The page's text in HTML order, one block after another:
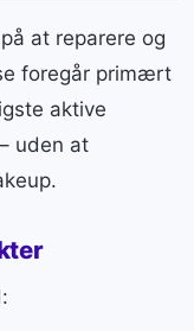
at reparere og
foregår primært
aktive
uden at